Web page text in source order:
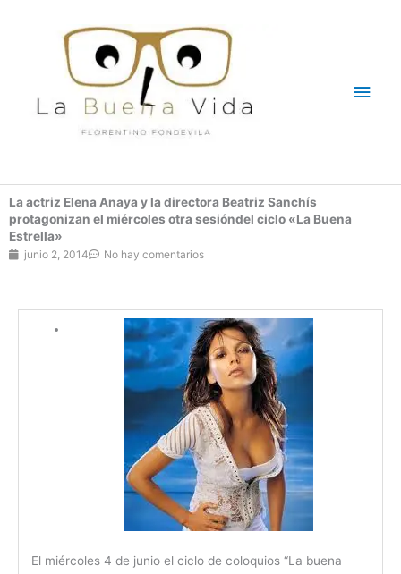
La actriz Elena Anaya y la directora Beatriz Sanchís
protagonizan el miércoles otra sesióndel ciclo «La Buena
Estrella»
junio 2, 2014 No hay comentarios
El miércoles 4 de junio el ciclo de coloquios “La buena